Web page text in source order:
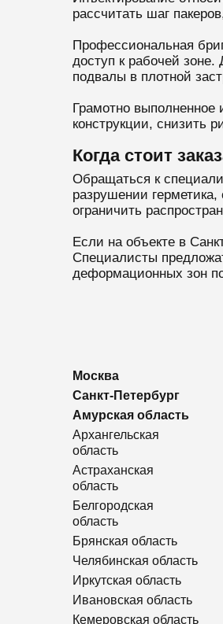
рассчитать шаг
Профессиональная
доступ к рабочей
подвалы в плотной
Грамотно выполненное
конструкции, снизить
Когда стоит
Обращаться к
разрушении
ограничить
Если на объекте в
Специалисты
деформационных зон
Москва
Санкт-Петербург
Амурская область
Архангельская
область
Астраханская
область
Белгородская
область
Брянская область
Челябинская область
Иркутская область
Ивановская область
Кемеровская область